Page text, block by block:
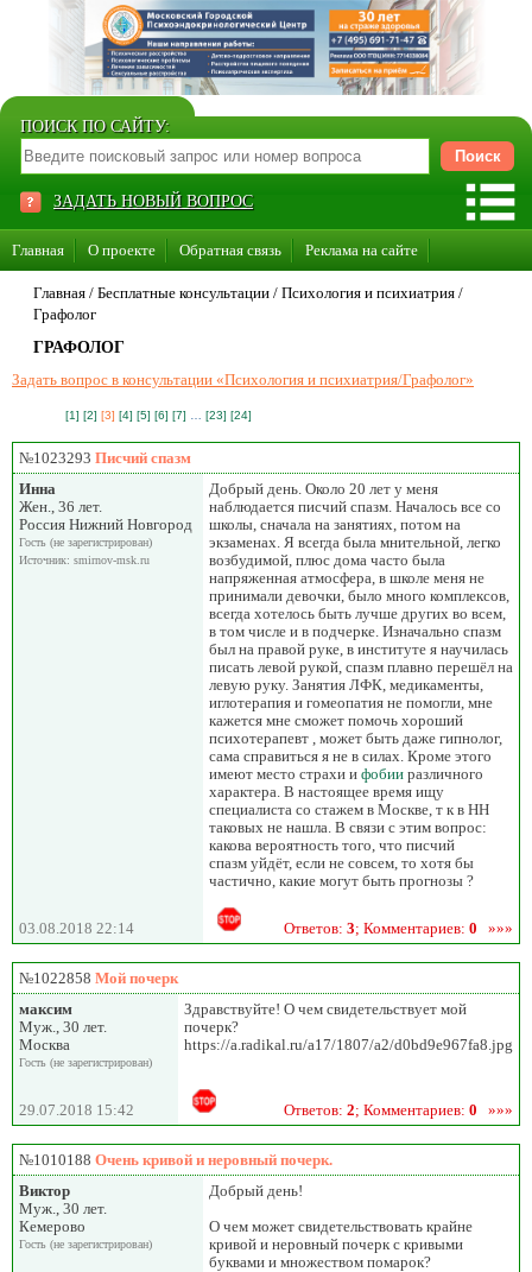
ПОИСК ПО САЙТУ:
ЗАДАТЬ НОВЫЙ ВОПРОС
Главная О проекте Обратная связь Реклама на сайте
Стать консультантом нашего сайта
Главная / Бесплатные консультации / Психология и психиатрия /
Графолог
ГРАФОЛОГ
Задать вопрос в консультации «Психология и психиатрия/Графолог»
[1] [2] [3] [4] [5] [6] [7] [23] [24]
№1023293 Писчий спазм
Инна
Жен., 36 лет.
Россия Нижний Новгород
Гость (не зарегистрирован)
Источник: smirnov-msk.ru
Добрый день. Около 20 лет у меня
наблюдается писчий спазм. Началось все со
школы, сначала на занятиях, потом на
экзаменах. Я всегда была мнительной, легко
возбудимой, плюс дома часто была
напряженная атмосфера, в школе меня не
принимали девочки, было много комплексов,
всегда хотелось быть лучше других во всем,
в том числе и в подчерке. Изначально спазм
был на правой руке, в институте я научилась
писать левой рукой, спазм плавно перешёл на
левую руку. Занятия ЛФК, медикаменты,
иглотерапия и гомеопатия не помогли, мне
кажется мне сможет помочь хороший
психотерапевт , может быть даже гипнолог,
сама справиться я не в силах. Кроме этого
имеют место страхи и фобии различного
характера. В настоящее время ищу
специалиста со стажем в Москве, т к в НН
таковых не нашла. В связи с этим вопрос:
какова вероятность того, что писчий
спазм уйдёт, если не совсем, то хотя бы
частично, какие могут быть прогнозы ?
03.08.2018 22:14 Ответов: 3; Комментариев: 0 »»»
№1022858 Мой почерк
максим
Муж., 30 лет.
Москва
Гость (не зарегистрирован)
Здравствуйте! О чем свидетельствует мой
почерк?
https://a.radikal.ru/a17/1807/a2/d0bd9e967fa8.jpg
29.07.2018 15:42 Ответов: 2; Комментариев: 0 »»»
№1010188 Очень кривой и неровный почерк.
Виктор
Муж., 30 лет.
Кемерово
Гость (не зарегистрирован)
Добрый день!
О чем может свидетельствовать крайне
кривой и неровный почерк с кривыми
буквами и множеством помарок?